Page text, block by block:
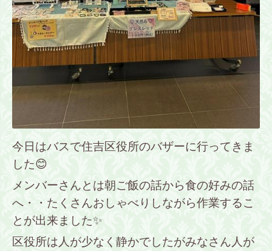
今日はバスで住吉区役所のバザーに行ってきま
した😊
メンバーさんとは朝ご飯の話から食の好みの話
へ・・たくさんおしゃべりしながら作業するこ
とが出来ました✨
区役所は人が少なく静かでしたがみなさん人が